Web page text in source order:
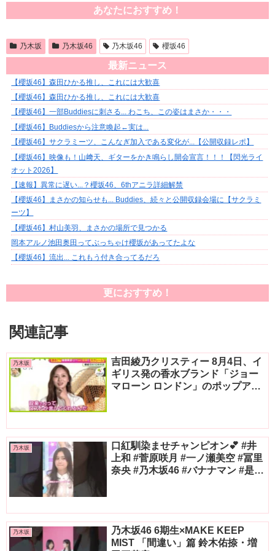
あなたにおすすめ！
乃木坂 乃木坂46 乃木坂46 櫻坂46
最新ニュース
【櫻坂46】森田ひかる推し、これには大歓喜
【櫻坂46】森田ひかる推し、これには大歓喜
【櫻坂46】一部Buddiesに刺さる... わこち、この姿はまさか・・・
【櫻坂46】Buddiesから注意喚起←実は...
【櫻坂46】サクラミーツ、こんなぎ加入である変化が...【公開収録レポ】
【櫻坂46】映像も！山﨑天、ギターをかき鳴らし開会宣言！！！【閃光ライ
オット2026】
【速報】異常に遅い...？櫻坂46、6thアニラ詳細解禁
【櫻坂46】まさかの知らせも... Buddies、続々と公開収録会場に【サクラミ
ーツ】
【櫻坂46】村山美羽、まさかの場所で見つかる
岡本アルノ池田奥田ってぶっちゃけ櫻坂があってたよな
【櫻坂46】流出... これもう付き合ってるだろ
更におすすめ！
関連記事
乃木坂
吉田綾乃クリスティー 8月4日、イ
ギリス発の香水ブランド「ジョー
マローン ロンドン」のポップアッ
乃木坂
口紅馴染ませチャンピオン💕 #井
上和 #菅原咲月 #一ノ瀬美空 #冨里
奈央 #乃木坂46 #バナナマン #是非
乃木坂
乃木坂46 6期生×MAKE KEEP
MIST 「間違い」篇 鈴木佑捺・増